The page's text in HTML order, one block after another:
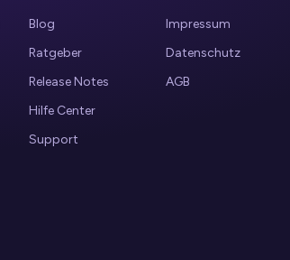
Blog
Ratgeber
Release Notes
Hilfe Center
Support
Impressum
Datenschutz
AGB